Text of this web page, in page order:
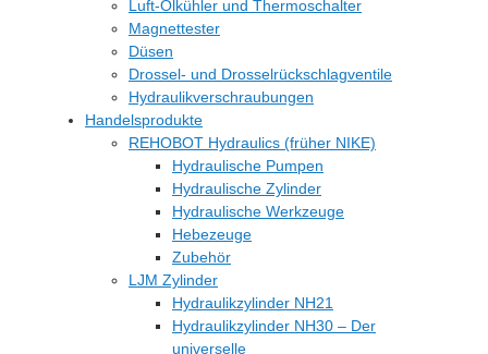
Luft-Ölkühler und Thermoschalter
Magnettester
Düsen
Drossel- und Drosselrückschlagventile
Hydraulikverschraubungen
Handelsprodukte
REHOBOT Hydraulics (früher NIKE)
Hydraulische Pumpen
Hydraulische Zylinder
Hydraulische Werkzeuge
Hebezeuge
Zubehör
LJM Zylinder
Hydraulikzylinder NH21
Hydraulikzylinder NH30 – Der
universelle